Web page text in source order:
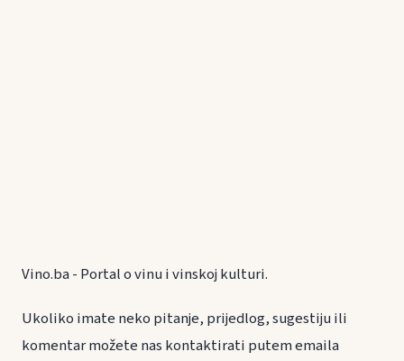
Vino.ba - Portal o vinu i vinskoj kulturi.
Ukoliko imate neko pitanje, prijedlog, sugestiju ili
komentar možete nas kontaktirati putem emaila